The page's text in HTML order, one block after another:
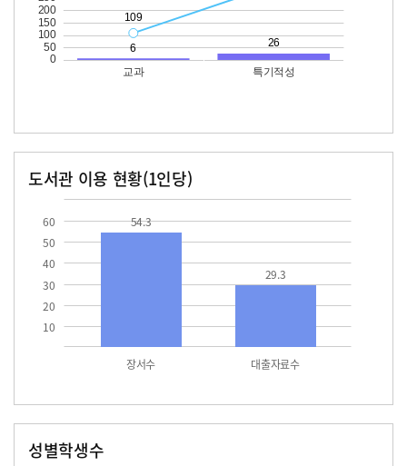
도서관 이용 현황(1인당)
10
20
30
40
50
60
장서수 대출자료수
54.3
29.3
성별학생수